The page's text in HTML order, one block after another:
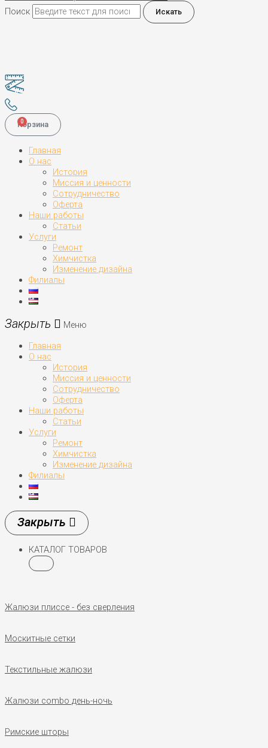
Поиск
Искать
0
Корзина
Главная
О нас
История
Миссия и ценности
Сотрудничество
Оферта
Наши работы
Статьи
Услуги
Ремонт
Химчистка
Изменение дизайна
Филиалы
Меню
Главная
О нас
История
Миссия и ценности
Сотрудничество
Оферта
Наши работы
Статьи
Услуги
Ремонт
Химчистка
Изменение дизайна
Филиалы
КАТАЛОГ ТОВАРОВ
Жалюзи плиссе - без сверления
Москитные сетки
Текстильные жалюзи
Жалюзи combo день-ночь
Римские шторы